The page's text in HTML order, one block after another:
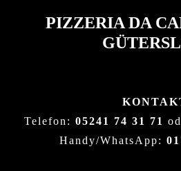
PIZZERIA DA
Telefon: 05241 74 31 71
Handy/WhatsApp: